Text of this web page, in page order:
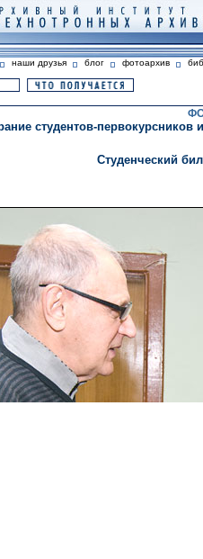
наши друзья блог фотоархив
студентов-первокурсников
Студенческий